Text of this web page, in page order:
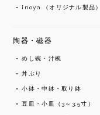
inoya.（オリジナル製品）
陶器・磁器
めし碗・汁椀
丼ぶり
小鉢・中鉢・取り鉢
豆皿・小皿（3～3,5寸）